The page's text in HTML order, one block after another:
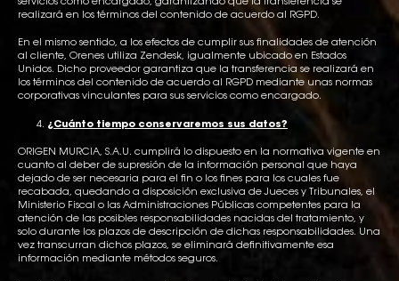
realizará en los términos del contenido de acuerdo al RGPD.
En el mismo sentido, a los efectos de cumplir sus finalidades de atención
al cliente, Orenes utiliza Zendesk, igualmente ubicado en Estados
Unidos. Dicho proveedor garantiza que la transferencia se realizará en
los términos del contenido de acuerdo al RGPD mediante unas normas
corporativas vinculantes para sus servicios como encargado.
¿Cuánto tiempo conservaremos sus datos?
ORIGEN MURCIA, S.A.U. cumplirá lo dispuesto en la normativa vigente en
cuanto al deber de supresión de la información personal que haya
dejado de ser necesaria para el fin o los fines para los cuales fue
recabada, quedando a disposición exclusiva de Jueces y Tribunales, el
Ministerio Fiscal o las Administraciones Públicas competentes para la
atención de las posibles responsabilidades nacidas del tratamiento, y
solo durante los plazos de descripción de dichas responsabilidades. Una
vez transcurran dichos plazos, se eliminará definitivamente esa
información mediante métodos seguros.